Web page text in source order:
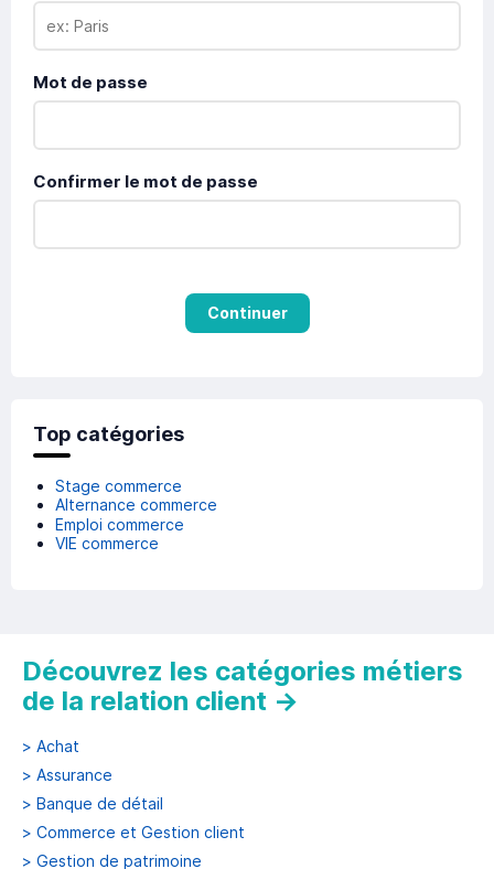
Mot de passe
Confirmer le mot de passe
Continuer
Top catégories
Stage commerce
Alternance commerce
Emploi commerce
VIE commerce
Découvrez les catégories métiers
de la relation client →
> Achat
> Assurance
> Banque de détail
> Commerce et Gestion client
> Gestion de patrimoine